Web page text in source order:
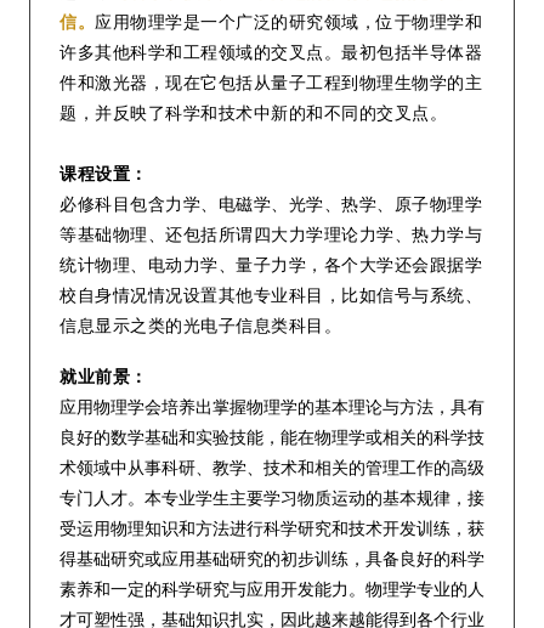
信。 应用物理学是一个广泛的研究领域，位于物理学和
许多其他科学和工程领域的交叉点。最初包括半导体器
件和激光器，现在它包括从量子工程到物理生物学的主
题，并反映了科学和技术中新的和不同的交叉点。
课程设置：
必修科目包含力学、电磁学、光学、热学、原子物理学
等基础物理、还包括所谓四大力学理论力学、热力学与
统计物理、电动力学、量子力学，各个大学还会跟据学
校自身情况情况设置其他专业科目，比如信号与系统、
信息显示之类的光电子信息类科目。
就业前景：
应用物理学会培养出掌握物理学的基本理论与方法，具有
良好的数学基础和实验技能，能在物理学或相关的科学技
术领域中从事科研、教学、技术和相关的管理工作的高级
专门人才。本专业学生主要学习物质运动的基本规律，接
受运用物理知识和方法进行科学研究和技术开发训练，获
得基础研究或应用基础研究的初步训练，具备良好的科学
素养和一定的科学研究与应用开发能力。物理学专业的人
才可塑性强，基础知识扎实，因此越来越能得到各个行业